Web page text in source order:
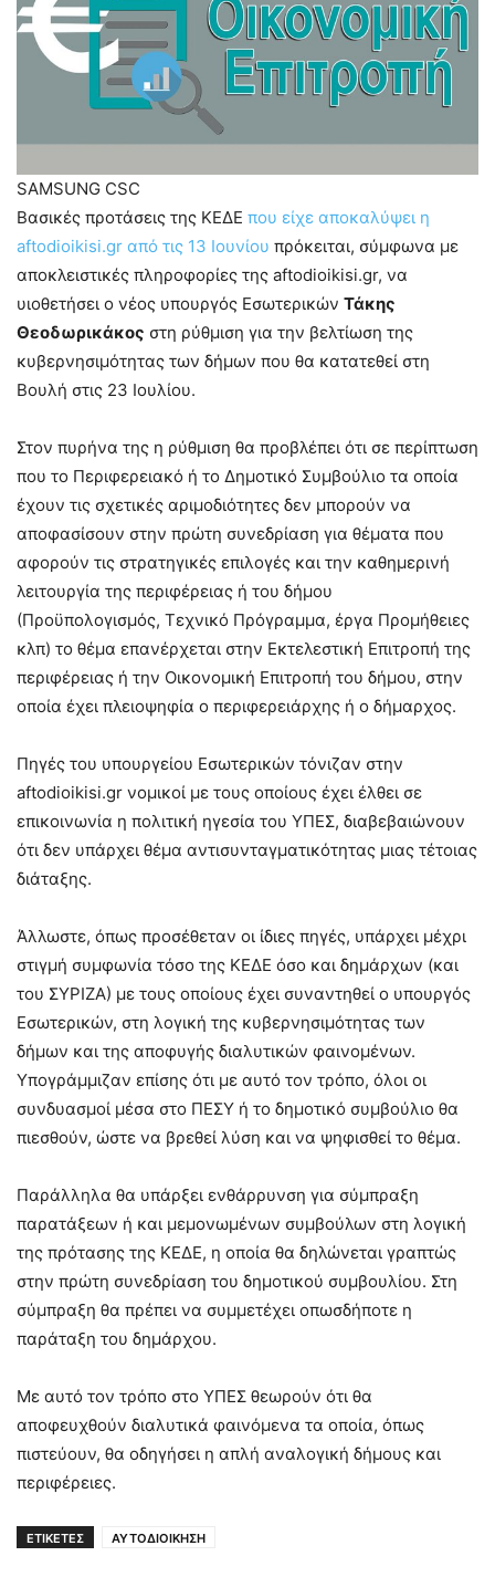
SAMSUNG CSC
Βασικές προτάσεις της ΚΕΔΕ που είχε αποκαλύψει η
aftodioikisi.gr από τις 13 Ιουνίου πρόκειται, σύμφωνα με
αποκλειστικές πληροφορίες της aftodioikisi.gr, να
υιοθετήσει ο νέος υπουργός Εσωτερικών Τάκης
Θεοδωρικάκος στη ρύθμιση για την βελτίωση της
κυβερνησιμότητας των δήμων που θα κατατεθεί στη
Βουλή στις 23 Ιουλίου.
Στον πυρήνα της η ρύθμιση θα προβλέπει ότι σε περίπτωση
που το Περιφερειακό ή το Δημοτικό Συμβούλιο τα οποία
έχουν τις σχετικές αριμοδιότητες δεν μπορούν να
αποφασίσουν στην πρώτη συνεδρίαση για θέματα που
αφορούν τις στρατηγικές επιλογές και την καθημερινή
λειτουργία της περιφέρειας ή του δήμου
(Προϋπολογισμός, Τεχνικό Πρόγραμμα, έργα Προμήθειες
κλπ) το θέμα επανέρχεται στην Εκτελεστική Επιτροπή της
περιφέρειας ή την Οικονομική Επιτροπή του δήμου, στην
οποία έχει πλειοψηφία ο περιφερειάρχης ή ο δήμαρχος.
Πηγές του υπουργείου Εσωτερικών τόνιζαν στην
aftodioikisi.gr νομικοί με τους οποίους έχει έλθει σε
επικοινωνία η πολιτική ηγεσία του ΥΠΕΣ, διαβεβαιώνουν
ότι δεν υπάρχει θέμα αντισυνταγματικότητας μιας τέτοιας
διάταξης.
Άλλωστε, όπως προσέθεταν οι ίδιες πηγές, υπάρχει μέχρι
στιγμή συμφωνία τόσο της ΚΕΔΕ όσο και δημάρχων (και
του ΣΥΡΙΖΑ) με τους οποίους έχει συναντηθεί ο υπουργός
Εσωτερικών, στη λογική της κυβερνησιμότητας των
δήμων και της αποφυγής διαλυτικών φαινομένων.
Υπογράμμιζαν επίσης ότι με αυτό τον τρόπο, όλοι οι
συνδυασμοί μέσα στο ΠΕΣΥ ή το δημοτικό συμβούλιο θα
πιεσθούν, ώστε να βρεθεί λύση και να ψηφισθεί το θέμα.
Παράλληλα θα υπάρξει ενθάρρυνση για σύμπραξη
παρατάξεων ή και μεμονωμένων συμβούλων στη λογική
της πρότασης της ΚΕΔΕ, η οποία θα δηλώνεται γραπτώς
στην πρώτη συνεδρίαση του δημοτικού συμβουλίου. Στη
σύμπραξη θα πρέπει να συμμετέχει οπωσδήποτε η
παράταξη του δημάρχου.
Με αυτό τον τρόπο στο ΥΠΕΣ θεωρούν ότι θα
αποφευχθούν διαλυτικά φαινόμενα τα οποία, όπως
πιστεύουν, θα οδηγήσει η απλή αναλογική δήμους και
περιφέρειες.
ΕΤΙΚΕΤΕΣ ΑΥΤΟΔΙΟΙΚΗΣΗ